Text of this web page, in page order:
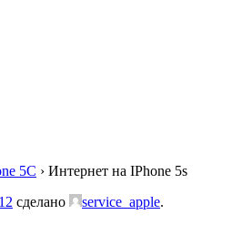
5C › Интернет на IPhone 5s
сделано service_apple.